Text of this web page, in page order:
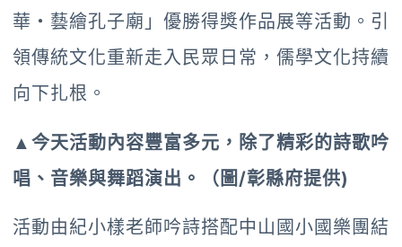
華・藝繪孔子廟」優勝得獎作品展等活動。引
領傳統文化重新走入民眾日常，儒學文化持續
向下扎根。
▲今天活動內容豐富多元，除了精彩的詩歌吟
唱、音樂與舞蹈演出。（圖/彰縣府提供)
活動由紀小樣老師吟詩搭配中山國小國樂團結